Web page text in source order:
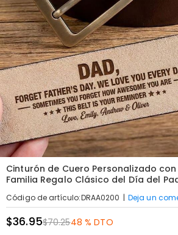
Cinturón de Cuero Personalizado
Familia Regalo Clásico del Día del
Código de artículo:DRAA0200 | Deja un
$36.95$70.2548 % DTO